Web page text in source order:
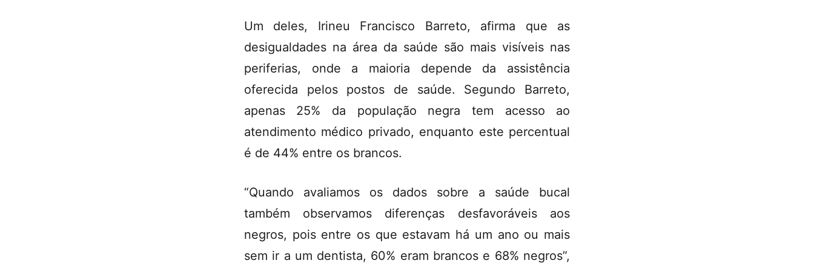
Um deles, Irineu Francisco Barreto, afirma que as
desigualdades na área da saúde são mais visíveis nas
periferias, onde a maioria depende da assistência
oferecida pelos postos de saúde. Segundo Barreto,
apenas 25% da população negra tem acesso ao
atendimento médico privado, enquanto este percentual
é de 44% entre os brancos.
“Quando avaliamos os dados sobre a saúde bucal
também observamos diferenças desfavoráveis aos
negros, pois entre os que estavam há um ano ou mais
sem ir a um dentista, 60% eram brancos e 68% negros”,